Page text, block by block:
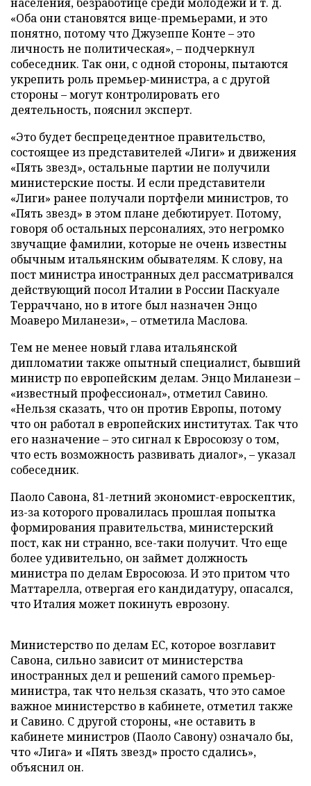
«Оба они становятся вице-премьерами, и это
понятно, потому что Джузеппе Конте – это
личность не политическая», – подчеркнул
собеседник. Так они, с одной стороны, пытаются
укрепить роль премьер-министра, а с другой
стороны – могут контролировать его
деятельность, пояснил эксперт.
«Это будет беспрецедентное правительство,
состоящее из представителей «Лиги» и движения
«Пять звезд», остальные партии не получили
министерские посты. И если представители
«Лиги» ранее получали портфели министров, то
«Пять звезд» в этом плане дебютирует. Потому,
говоря об остальных персоналиях, это негромко
звучащие фамилии, которые не очень известны
обычным итальянским обывателям. К слову, на
пост министра иностранных дел рассматривался
действующий посол Италии в России Паскуале
Терраччано, но в итоге был назначен Энцо
Моаверо Миланези», – отметила Маслова.
Тем не менее новый глава итальянской
дипломатии также опытный специалист, бывший
министр по европейским делам. Энцо Миланези –
«известный профессионал», отметил Савино.
«Нельзя сказать, что он против Европы, потому
что он работал в европейских институтах. Так что
его назначение – это сигнал к Евросоюзу о том,
что есть возможность развивать диалог», – указал
собеседник.
Паоло Савона, 81-летний экономист-евроскептик,
из-за которого провалилась прошлая попытка
формирования правительства, министерский
пост, как ни странно, все-таки получит. Что еще
более удивительно, он займет должность
министра по делам Евросоюза. И это притом что
Маттарелла, отвергая его кандидатуру, опасался,
что Италия может покинуть еврозону.
Министерство по делам ЕС, которое возглавит
Савона, сильно зависит от министерства
иностранных дел и решений самого премьер-
министра, так что нельзя сказать, что это самое
важное министерство в кабинете, отметил также
и Савино. С другой стороны, «не оставить в
кабинете министров (Паоло Савону) означало бы,
что «Лига» и «Пять звезд» просто сдались»,
объяснил он.